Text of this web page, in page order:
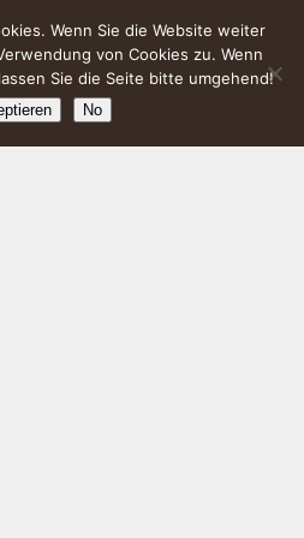
Wenn Sie die Website weiter
von Cookies zu. Wenn
Sie die Seite bitte umgehend!
No